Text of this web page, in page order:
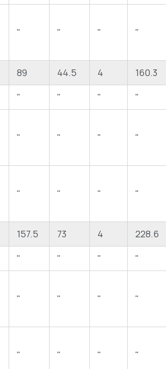
" " " "
89 44.5 4 160.3
" " " "
" " " "
" " " "
157.5 73 4 228.6
" " " "
" " " "
" " " "